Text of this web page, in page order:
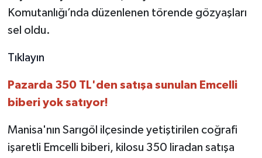
Komutanlığı’nda düzenlenen törende gözyaşları
sel oldu.
Tıklayın
Pazarda 350 TL'den satışa sunulan Emcelli
biberi yok satıyor!
Manisa'nın Sarıgöl ilçesinde yetiştirilen coğrafi
işaretli Emcelli biberi, kilosu 350 liradan satışa